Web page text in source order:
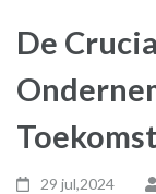
De
29 jul,2024